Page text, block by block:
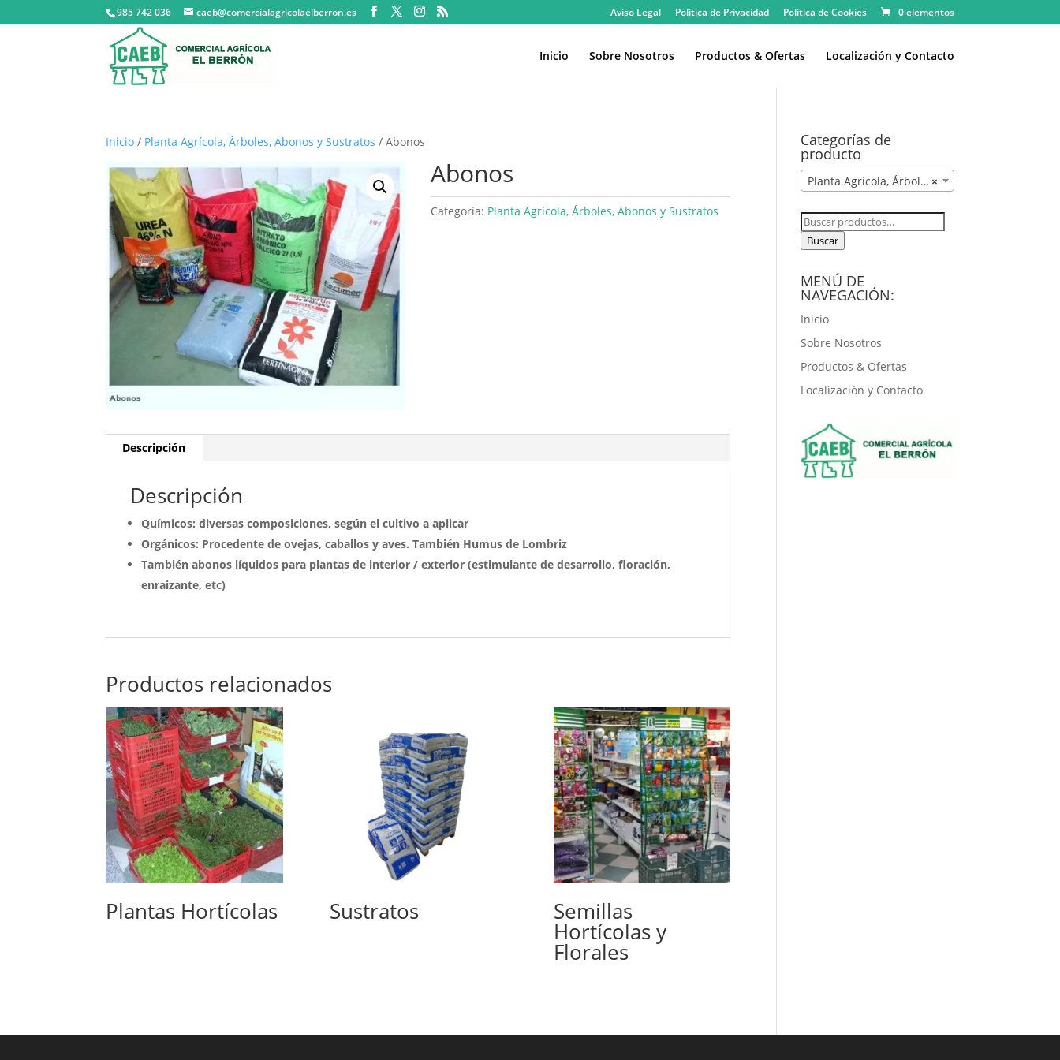
985 742 036 caeb@comercialagricolaelberron.es Aviso Legal Política de Privacidad Política de Cookies 0 elementos
Inicio Sobre Nosotros Productos & Ofertas Localización y Contacto
Inicio / Planta Agrícola, Árboles, Abonos y Sustratos / Abonos
Abonos
Categoría: Planta Agrícola, Árboles, Abonos y Sustratos
Descripción
Descripción
Químicos: diversas composiciones, según el cultivo a aplicar
Orgánicos: Procedente de ovejas, caballos y aves. También Humus de Lombriz
También abonos líquidos para plantas de interior / exterior (estimulante de desarrollo, floración,
enraizante, etc)
Productos relacionados
Plantas Hortícolas Sustratos Semillas
Hortícolas y
Florales
Categorías de
producto
×
Planta Agrícola, Árboles, Abonos y Sustratos
Buscar
por:
Buscar
MENÚ DE
NAVEGACIÓN:
Inicio
Sobre Nosotros
Productos & Ofertas
Localización y Contacto